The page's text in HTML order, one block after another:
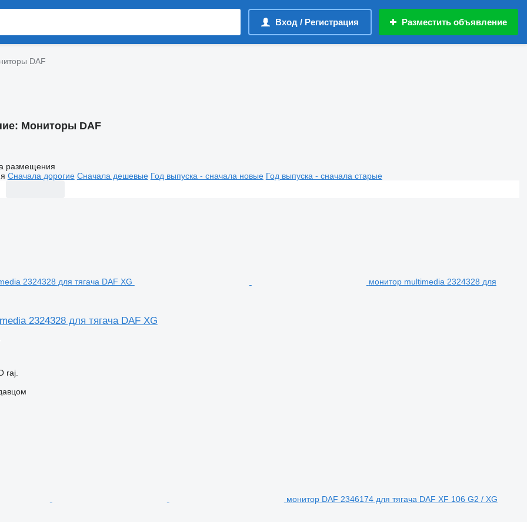
Вход / Регистрация Разместить объявление
DAF
Мониторы DAF
размещения
Сначала дорогие Сначала дешевые Год выпуска - сначала новые Год выпуска - сначала старые
монитор multimedia 2324328 для
2324328 для тягача DAF XG
raj.
монитор DAF 2346174 для тягача DAF XF 106 G2 / XG